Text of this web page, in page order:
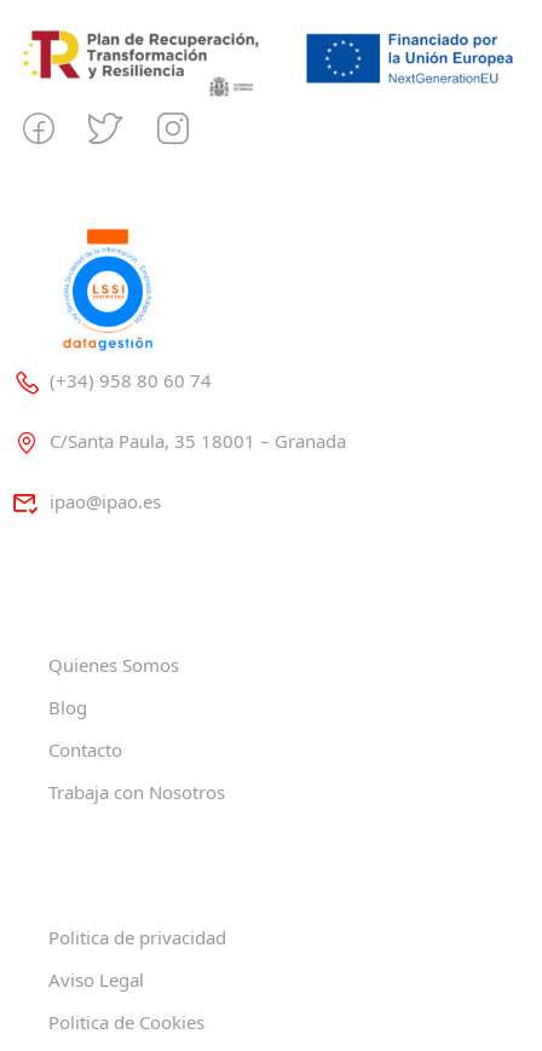
(+34) 958 80 60 74
C/Santa Paula, 35 18001 – Granada
ipao@ipao.es
Quienes Somos
Blog
Contacto
Trabaja con Nosotros
Politica de privacidad
Aviso Legal
Politica de Cookies